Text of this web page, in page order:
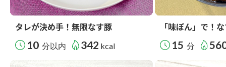
タレが決め手！無限なす豚
10 分以内 342 kcal
「味ぽん」で！
15 分